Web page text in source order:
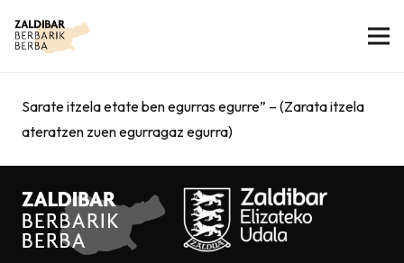
Sarate itzela etate ben egurras egurre” – (Zarata itzela
ateratzen zuen egurragaz egurra)